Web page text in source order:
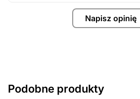
Napisz opinię
Podobne produkty